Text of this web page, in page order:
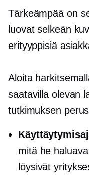
Tärkeämpää on
luovat selkeän
erityyppisiä
Aloita
saatavilla olevan
tutkimuksen
mitä he
löysivät